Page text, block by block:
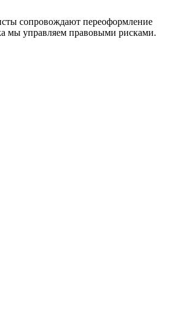
сопровождают переоформление
мы управляем правовыми рисками.